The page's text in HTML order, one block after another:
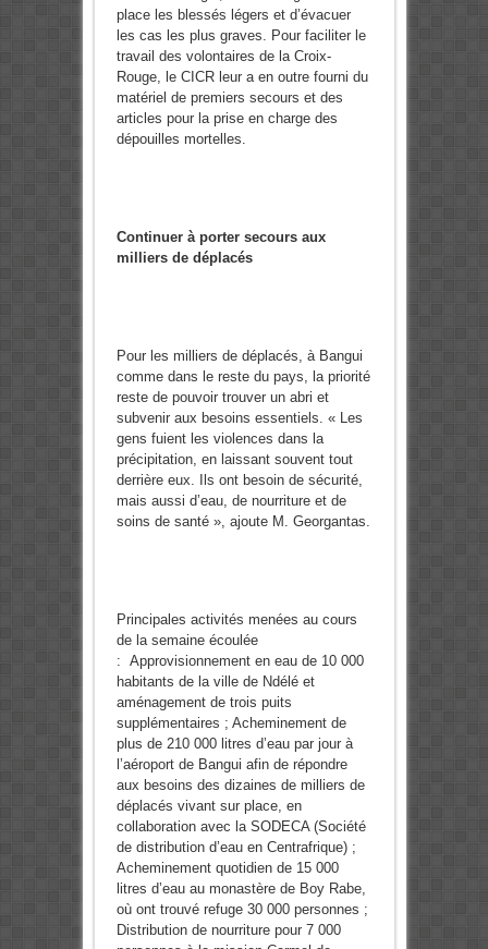
place les blessés légers et d’évacuer
les cas les plus graves. Pour faciliter le
travail des volontaires de la Croix-
Rouge, le CICR leur a en outre fourni du
matériel de premiers secours et des
articles pour la prise en charge des
dépouilles mortelles.
Continuer à porter secours aux
milliers de déplacés
Pour les milliers de déplacés, à Bangui
comme dans le reste du pays, la priorité
reste de pouvoir trouver un abri et
subvenir aux besoins essentiels. « Les
gens fuient les violences dans la
précipitation, en laissant souvent tout
derrière eux. Ils ont besoin de sécurité,
mais aussi d’eau, de nourriture et de
soins de santé », ajoute M. Georgantas.
Principales activités menées au cours
de la semaine écoulée
: Approvisionnement en eau de 10 000
habitants de la ville de Ndélé et
aménagement de trois puits
supplémentaires ; Acheminement de
plus de 210 000 litres d’eau par jour à
l’aéroport de Bangui afin de répondre
aux besoins des dizaines de milliers de
déplacés vivant sur place, en
collaboration avec la SODECA (Société
de distribution d’eau en Centrafrique) ;
Acheminement quotidien de 15 000
litres d’eau au monastère de Boy Rabe,
où ont trouvé refuge 30 000 personnes ;
Distribution de nourriture pour 7 000